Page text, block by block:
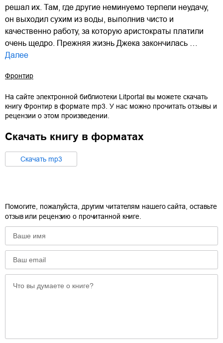
решал их. Там, где другие неминуемо терпели неудачу,
он выходил сухим из воды, выполнив чисто и
качественно работу, за которую аристократы платили
очень щедро. Прежняя жизнь Джека закончилась …
Далее
Фронтир
На сайте электронной библиотеки Litportal вы можете скачать
книгу Фронтир в формате mp3 . У нас можно прочитать отзывы и
рецензии о этом произведении.
Скачать книгу в форматах
Cкачать mp3
Помогите, пожалуйста, другим читателям нашего сайта, оставьте
отзыв или рецензию о прочитанной книге.